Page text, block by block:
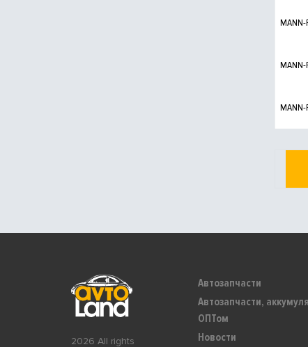
MANN-
MANN-
MANN-
2026 All rights
Автозапчасти
Автозапчасти,
ОПТом
Новости